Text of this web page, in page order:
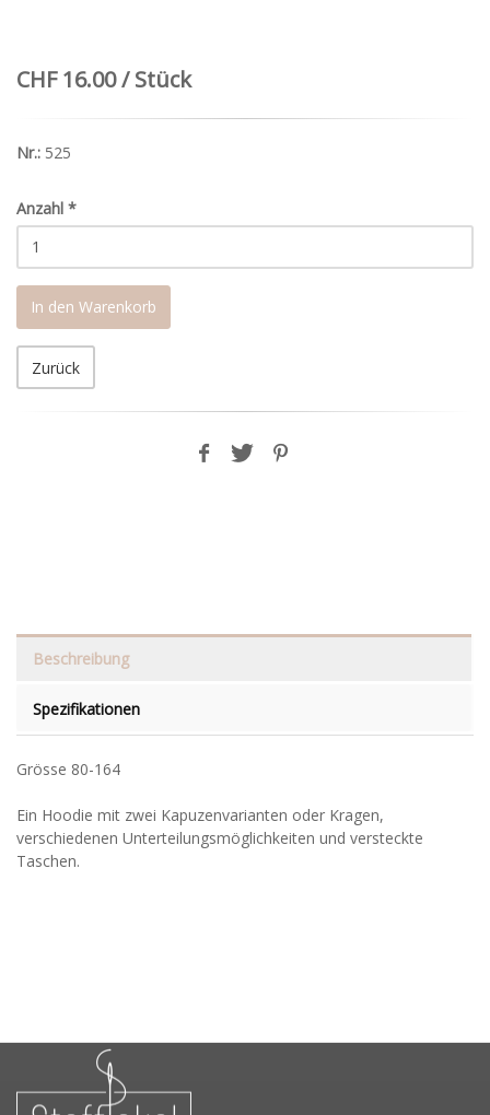
CHF 16.00 / Stück
Nr.: 525
Anzahl *
In den Warenkorb
Zurück
Beschreibung
Spezifikationen
Grösse 80-164
Ein Hoodie mit zwei Kapuzenvarianten oder Kragen,
verschiedenen Unterteilungsmöglichkeiten und versteckte
Taschen.